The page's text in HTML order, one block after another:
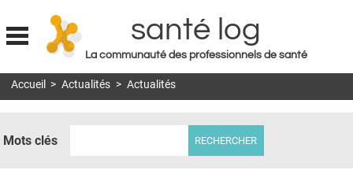
Jump to navigation
santé log
La communauté des professionnels de santé
MON COMPTE
Accueil > Actualités > Actualités
Mots clés